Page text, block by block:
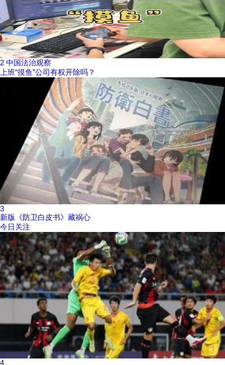
2 中国法治观察
上班“摸鱼”公司有权开除吗？
3
新版《防卫白皮书》藏祸心
今日关注
4